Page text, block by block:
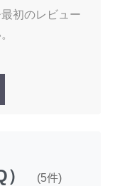
初のレビュー
(5件)